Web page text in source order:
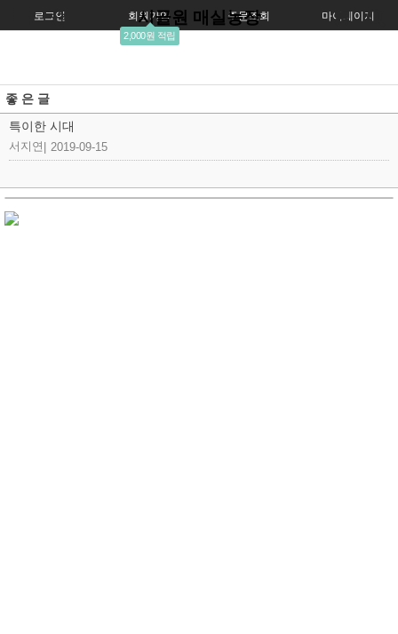
로그인 회원가입
2,000원 적립
주문조회 마이페이지
시골원 매실농장
좋 은 글
특이한 시대
서지연 2019-09-15